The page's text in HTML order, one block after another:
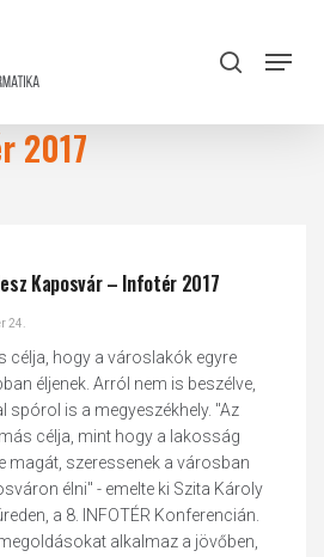
search
Menu
2017
Kaposvár – Infotér 2017
24.
célja, hogy a városlakók egyre
éljenek. Arról nem is beszélve,
spórol is a megyeszékhely. "Az
célja, mint hogy a lakosság
magát, szeressenek a városban
élni" - emelte ki Szita Károly
a 8. INFOTÉR Konferencián.
alkalmaz a jövőben,
Close